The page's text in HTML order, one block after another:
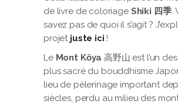
de livre de coloriage Shiki 四季.
savez pas de quoi il s’agit ?
projet juste ici !
Le Mont Kōya 高野山 est l’un
plus sacré du bouddhisme
lieu de pèlerinage important
siècles, perdu au milieu des